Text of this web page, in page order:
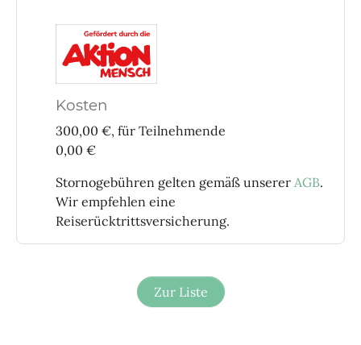
Kosten
300,00 €, für Teilnehmende
0,00 €
Stornogebühren gelten gemäß unserer AGB.
Wir empfehlen eine
Reiserücktrittsversicherung.
Zur Liste